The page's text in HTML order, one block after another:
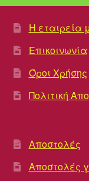
Η εταιρεία
Επικοινωνία
Όροι Χρήσης
Πολιτική
Αποστολές
Αποστολές